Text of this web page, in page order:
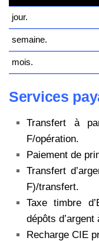
jour.
semaine.
mois.
Services
Transfert à
F/opération.
Paiement de
Transfert
F)/transfert.
Taxe timbre
dépôts
Recharge CIE